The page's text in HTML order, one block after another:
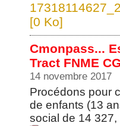
[0 Ko]
Cmonpass...
Tract FNME
14 novembre 2017
Procédons pour
de enfants (13
social de 14 327,